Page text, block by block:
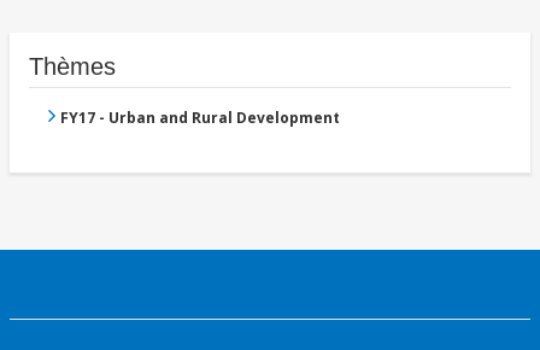
Thèmes
FY17 - Urban and Rural Development